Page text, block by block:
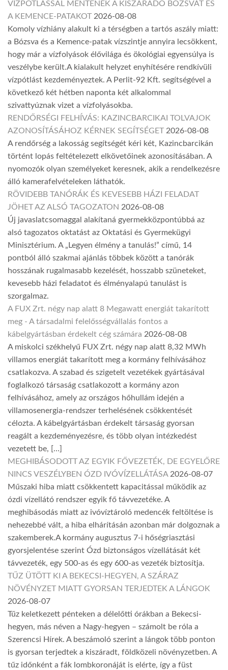
VÍZPÓTLÁSSAL MENTENÉK A KISZÁRADÓ BÓZSVÁT ÉS
A KEMENCE-PATAKOT 2026-08-08
Komoly vízhiány alakult ki a térségben a tartós aszály miatt:
a Bózsva és a Kemence-patak vízszintje annyira lecsökkent,
hogy már a vízfolyások élővilága és ökológiai egyensúlya is
veszélybe került.A kialakult helyzet enyhítésére rendkívüli
vízpótlást kezdeményeztek. A Perlit-92 Kft. segítségével a
következő két hétben naponta két alkalommal
szivattyúznak vizet a vízfolyásokba.
RENDŐRSÉGI FELHÍVÁS: KAZINCBARCIKAI TOLVAJOK
AZONOSÍTÁSÁHOZ KÉRNEK SEGÍTSÉGET 2026-08-08
A rendőrség a lakosság segítségét kéri két, Kazincbarcikán
történt lopás feltételezett elkövetőinek azonosításában. A
nyomozók olyan személyeket keresnek, akik a rendelkezésre
álló kamerafelvételeken láthatók.
RÖVIDEBB TANÓRÁK ÉS KEVESEBB HÁZI FELADAT
JÖHET AZ ALSÓ TAGOZATON 2026-08-08
Új javaslatcsomaggal alakítaná gyermekközpontúbbá az
alsó tagozatos oktatást az Oktatási és Gyermekügyi
Minisztérium. A „Legyen élmény a tanulás!” című, 14
pontból álló szakmai ajánlás többek között a tanórák
hosszának rugalmasabb kezelését, hosszabb szüneteket,
kevesebb házi feladatot és élményalapú tanulást is
szorgalmaz.
A FUX Zrt. négy nap alatt 8 Megawatt energiát takarított
meg - A társadalmi felelősségvállalás fontos a
kábelgyártásban érdekelt cég számára 2026-08-08
A miskolci székhelyű FUX Zrt. négy nap alatt 8,32 MWh
villamos energiát takarított meg a kormány felhívásához
csatlakozva. A szabad és szigetelt vezetékek gyártásával
foglalkozó társaság csatlakozott a kormány azon
felhívásához, amely az országos hőhullám idején a
villamosenergia-rendszer terhelésének csökkentését
célozta. A kábelgyártásban érdekelt társaság gyorsan
reagált a kezdeményezésre, és több olyan intézkedést
vezetett be, […]
MEGHIBÁSODOTT AZ EGYIK FŐVEZETÉK, DE EGYELŐRE
NINCS VESZÉLYBEN ÓZD IVÓVÍZELLÁTÁSA 2026-08-07
Műszaki hiba miatt csökkentett kapacitással működik az
ózdi vízellátó rendszer egyik fő távvezetéke. A
meghibásodás miatt az ivóvíztároló medencék feltöltése is
nehezebbé vált, a hiba elhárításán azonban már dolgoznak a
szakemberek.A kormány augusztus 7-i hőségriasztási
gyorsjelentése szerint Ózd biztonságos vízellátását két
távvezeték, egy 500-as és egy 600-as vezeték biztosítja.
TŰZ ÜTÖTT KI A BEKECSI-HEGYEN, A SZÁRAZ
NÖVÉNYZET MIATT GYORSAN TERJEDTEK A LÁNGOK
2026-08-07
Tűz keletkezett pénteken a délelőtti órákban a Bekecsi-
hegyen, más néven a Nagy-hegyen – számolt be róla a
Szerencsi Hírek. A beszámoló szerint a lángok több ponton
is gyorsan terjedtek a kiszáradt, földközeli növényzetben. A
tűz időnként a fák lombkoronáját is elérte, így a füst